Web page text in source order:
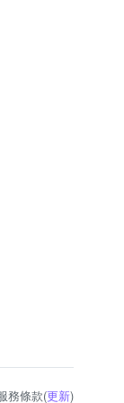
務條款(更新)